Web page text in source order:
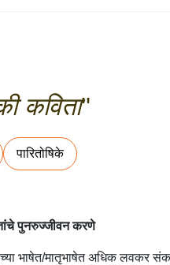
कविता''
पारितोषिके
पुनरुज्जीवन करणे
मातृभाषेत अधिक लवकर